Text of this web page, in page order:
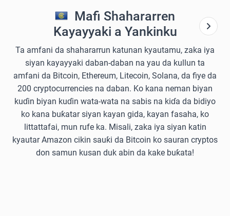
Mafi Shahararren
Kayayyaki a Yankinku
Ta amfani da shahararrun katunan kyautamu, zaka iya
siyan kayayyaki daban-daban na yau da kullun ta
amfani da Bitcoin, Ethereum, Litecoin, Solana, da fiye da
200 cryptocurrencies na daban. Ko kana neman biyan
kuɗin biyan kuɗin wata-wata na sabis na kiɗa da bidiyo
ko kana buƙatar siyan kayan gida, kayan fasaha, ko
littattafai, mun rufe ka. Misali, zaka iya siyan katin
kyautar Amazon cikin sauƙi da Bitcoin ko sauran cryptos
don samun kusan duk abin da kake buƙata!